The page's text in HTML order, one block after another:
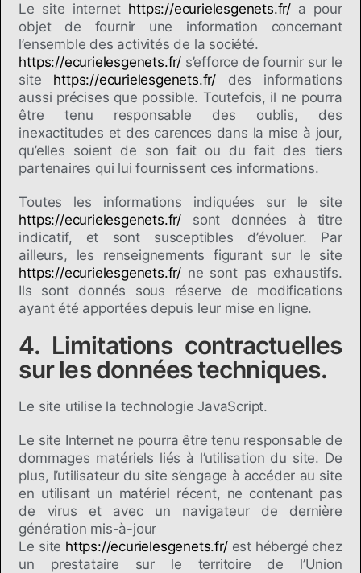
Le site internet https://ecurielesgenets.fr/ a pour
objet de fournir une information concernant
l’ensemble des activités de la société.
https://ecurielesgenets.fr/ s’efforce de fournir sur le
site https://ecurielesgenets.fr/ des informations
aussi précises que possible. Toutefois, il ne pourra
être tenu responsable des oublis, des
inexactitudes et des carences dans la mise à jour,
qu’elles soient de son fait ou du fait des tiers
partenaires qui lui fournissent ces informations.
Toutes les informations indiquées sur le site
https://ecurielesgenets.fr/ sont données à titre
indicatif, et sont susceptibles d’évoluer. Par
ailleurs, les renseignements figurant sur le site
https://ecurielesgenets.fr/ ne sont pas exhaustifs.
Ils sont donnés sous réserve de modifications
ayant été apportées depuis leur mise en ligne.
4. Limitations contractuelles
sur les données techniques.
Le site utilise la technologie JavaScript.
Le site Internet ne pourra être tenu responsable de
dommages matériels liés à l’utilisation du site. De
plus, l’utilisateur du site s’engage à accéder au site
en utilisant un matériel récent, ne contenant pas
de virus et avec un navigateur de dernière
génération mis-à-jour
Le site https://ecurielesgenets.fr/est hébergé chez
un prestataire sur le territoire de l’Union